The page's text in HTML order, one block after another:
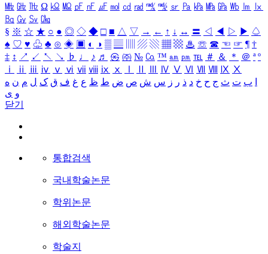
㎒ ㎓ ㎔ Ω ㏀ ㏁ ㎊ ㎋ ㎌ ㏖ ㏅ ㎭ ㎮ ㎯ ㏛ ㎩ ㎪ ㎫ ㎬ ㏝ ㏐
㏓
㏃ ㏉ ㏜ ㏆
§ ※ ☆ ★ ○ ● ◎ ◇ ◆ □ ■ △ ▽ → ← ↑ ↓ ↔ 〓 ◁ ◀ ▷ ▶ ♤
♠ ♡ ♥ ♧ ♣ ⊙ ◈ ▣ ◐ ◑ ▒ ▤ ▨ ▧ ▦ ▩ ♨ ☏ ☎ ☜ ☞ ¶ †
‡ ↕ ↗ ↙ ↖ ↘ ♭ ♩ ♪ ♬ ㉿ ㈜ № ㏇ ™ ㏂ ㏘ ℡ ＃ ＆ ＊ ＠ ª º
ⅰ
ⅱ ⅲ ⅳ ⅴ ⅵ ⅶ ⅷ ⅸ ⅹ Ⅳ Ⅴ Ⅵ Ⅶ Ⅷ Ⅸ Ⅹ
ب ت ث ج ح خ د ذ ر ز س ش ص ض ط ظ ع غ ف ق ک ل م ن ه
و ی
닫기
통합검색
국내학술논문
학위논문
해외학술논문
학술지